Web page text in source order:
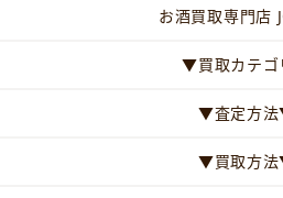
お酒買取専門店
▼買取カテ
▼査定方
▼買取方